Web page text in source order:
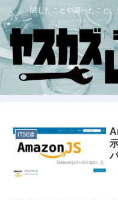
試したことや調べたこと
IT関連